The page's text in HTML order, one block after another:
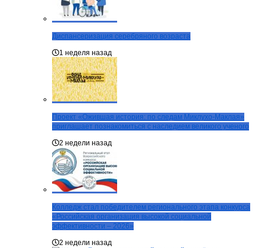
Диспансеризация серебряного возраста
1 неделя назад
Проект «Ожившая история: по следам Миклухо-Маклая»
приглашает познакомиться с наследием великого ученого
2 недели назад
Колледж стал победителем регионального этапа конкурса
«Российская организация высокой социальной
эффективности – 2026»
2 недели назад